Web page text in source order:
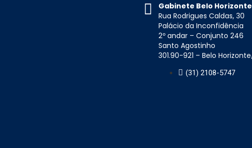
Gabinete Belo Horizonte
Rua Rodrigues Caldas, 30
Palácio da Inconfidência
2º andar – Conjunto 246
Santo Agostinho
301.90-921 – Belo
(31) 2108-5747